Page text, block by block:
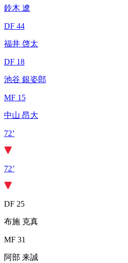
鈴木 遼
DF 44
福井 啓太
DF 18
池谷 銀姿郎
MF 15
中山 昂大
72’
72’
DF 25
布施 克真
MF 31
阿部 来誠